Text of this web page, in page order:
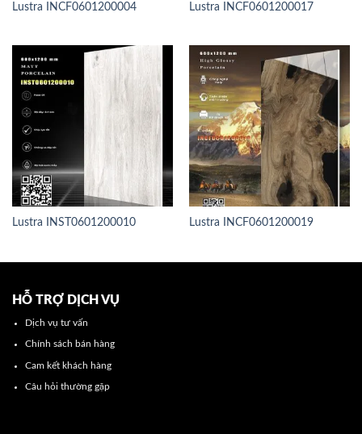
Lustra INCF0601200004 Lustra INCF0601200017
Lustra INST0601200010 Lustra INCF0601200019
HỖ TRỢ DỊCH VỤ
Dịch vụ tư vấn
Chính sách bán hàng
Cam kết khách hàng
Câu hỏi thường gặp